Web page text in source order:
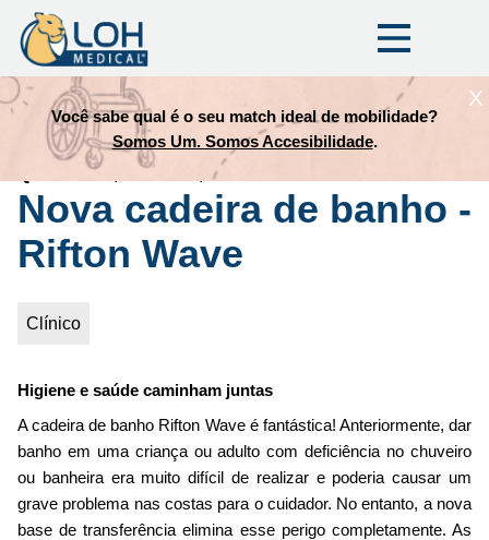
Você sabe qual é o seu match ideal de mobilidade?
Somos Um. Somos Accesibilidade.
X
Trilha
de
navegação
INÍCIO O BLOG DA LOH MEDICAL
Quinta-feira, Janeiro 5, 2017
Nova cadeira de banho -
Rifton Wave
Clínico
Higiene e saúde caminham juntas
A cadeira de banho Rifton Wave é fantástica! Anteriormente, dar
banho em uma criança ou adulto com deficiência no chuveiro
ou banheira era muito difícil de realizar e poderia causar um
grave problema nas costas para o cuidador. No entanto, a nova
base de transferência elimina esse perigo completamente. As